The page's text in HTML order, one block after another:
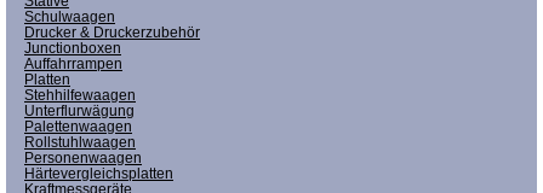
Schulwaagen
Drucker & Druckerzubehör
Junctionboxen
Auffahrrampen
Platten
Stehhilfewaagen
Unterflurwägung
Palettenwaagen
Rollstuhlwaagen
Personenwaagen
Härtevergleichsplatten
Kraftmessgeräte